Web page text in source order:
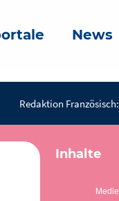
News
Redaktion Französisch:
Inhalte